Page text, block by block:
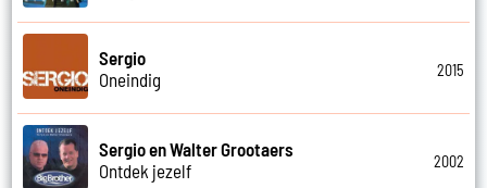
Sergio
Oneindig
2015
Sergio en Walter Grootaers
Ontdek jezelf
2002